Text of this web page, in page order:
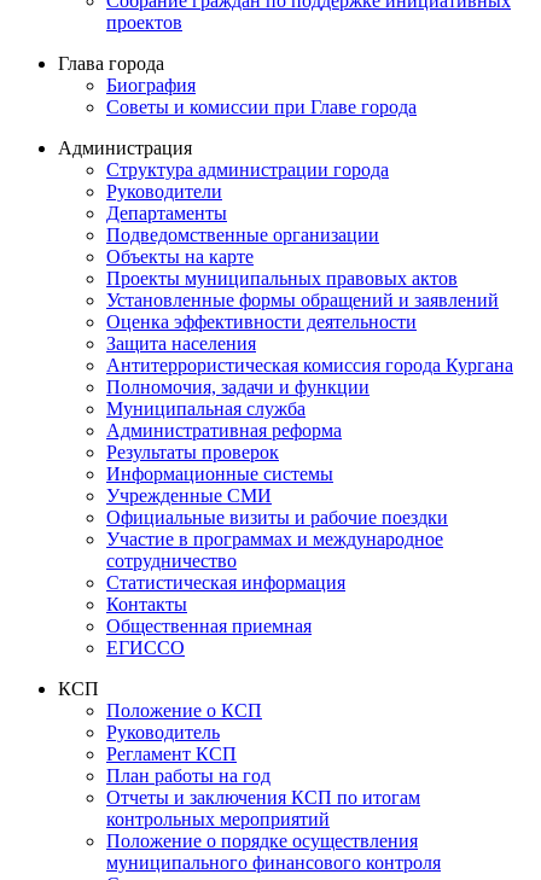
проектов
Глава города
Биография
Советы и комиссии при Главе города
Администрация
Структура администрации города
Руководители
Департаменты
Подведомственные организации
Объекты на карте
Проекты муниципальных правовых актов
Установленные формы обращений и заявлений
Оценка эффективности деятельности
Защита населения
Антитеррористическая комиссия города Кургана
Полномочия, задачи и функции
Муниципальная служба
Административная реформа
Результаты проверок
Информационные системы
Учрежденные СМИ
Официальные визиты и рабочие поездки
Участие в программах и международное
сотрудничество
Статистическая информация
Контакты
Общественная приемная
ЕГИССО
КСП
Положение о КСП
Руководитель
Регламент КСП
План работы на год
Отчеты и заключения КСП по итогам
контрольных мероприятий
Положение о порядке осуществления
муниципального финансового контроля